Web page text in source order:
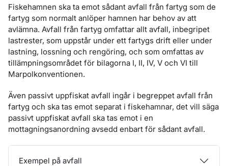
Fiskehamnen ska ta emot sådant avfall från fartyg som de
fartyg som normalt anlöper hamnen har behov av att
avlämna. Avfall från fartyg omfattar allt avfall, inbegripet
lastrester, som uppstår under ett fartygs drift eller under
lastning, lossning och rengöring, och som omfattas av
tillämpningsområdet för bilagorna I, II, IV, V och VI till
Marpolkonventionen.
Även passivt uppfiskat avfall ingår i begreppet avfall från
fartyg och ska tas emot separat i fiskehamnar, det vill säga
passivt uppfiskat avfall ska tas emot i en
mottagningsanordning avsedd enbart för sådant avfall.
Exempel på avfall